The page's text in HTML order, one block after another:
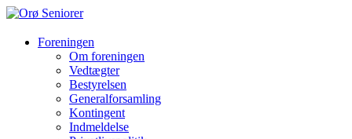
Orø
Seniorer
hyggeligste
Foreningen
Om foreningen
Vedtægter
Bestyrelsen
Generalforsamling
Kontingent
Indmeldelse